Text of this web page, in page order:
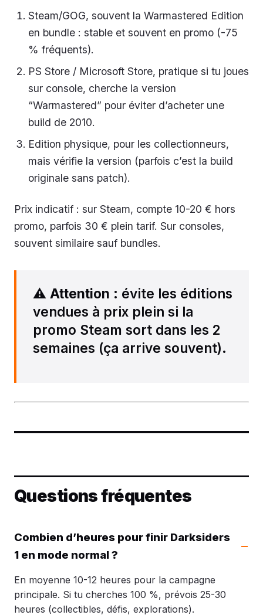
Steam/GOG, souvent la Warmastered Edition
en bundle : stable et souvent en promo (-75
% fréquents).
PS Store / Microsoft Store, pratique si tu joues
sur console, cherche la version
“Warmastered” pour éviter d’acheter une
build de 2010.
Edition physique, pour les collectionneurs,
mais vérifie la version (parfois c’est la build
originale sans patch).
Prix indicatif : sur Steam, compte 10-20 € hors
promo, parfois 30 € plein tarif. Sur consoles,
souvent similaire sauf bundles.
⚠️ Attention : évite les éditions
vendues à prix plein si la
promo Steam sort dans les 2
semaines (ça arrive souvent).
Questions fréquentes
Combien d’heures pour finir Darksiders
1 en mode normal ?
En moyenne 10-12 heures pour la campagne
principale. Si tu cherches 100 %, prévois 25-30
heures (collectibles, défis, explorations).